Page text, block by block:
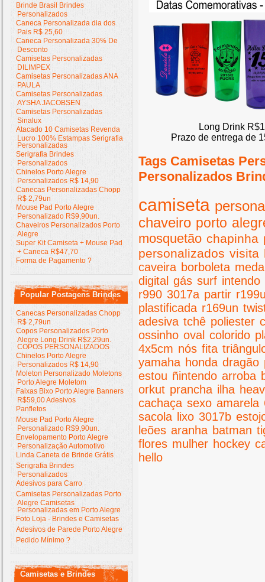
Brinde Brasil Brindes
Personalizados
Caneca Personalizada dia dos
Pais R$ 25,60
Caneca Personalizada 30% De
Desconto
Camisetas Personalizadas
DILIMPEX
Camisetas Personalizadas ANA
PAULA
Camisetas Personalizadas
AYSHA JACOBSEN
Camisetas Personalizadas
Sinalux
Atacado 10 Camisetas Revenda
Lucro 100% Estampas Serigrafia
Personalizadas
Serigrafia Brindes
Personalizados
Chinelos Porto Alegre
Personalizados R$ 14,90
Canecas Personalizadas Chopp
R$ 2,79un
Mouse Pad Porto Alegre
Personalizado R$9,90un.
Chaveiros Personalizados Porto
Alegre
Super Kit Camiseta + Mouse Pad
+ Caneca R$47,70
Forma de Pagamento ?
Popular Postagens Brindes
Canecas Personalizadas Chopp
R$ 2,79un
Copos Personalizados Porto
Alegre Long Drink R$2,29un.
COPOS PERSONALIZADOS
Chinelos Porto Alegre
Personalizados R$ 14,90
Moleton Personalizado Moletons
Porto Alegre Moletom
Faixas Bixo Porto Alegre Banners
R$59,00 Adesivos
Panfletos
Mouse Pad Porto Alegre
Personalizado R$9,90un.
Envelopamento Porto Alegre
Personalização Automotivo
Linda Caneta de Brinde Grátis
Serigrafia Brindes
Personalizados
Adesivos para Carro
Camisetas Personalizadas Porto
Alegre Camisetas
Personalizadas em Porto Alegre
Foto Loja - Brindes e Camisetas
Adesivos de Parede Porto Alegre
Pedido Mínimo ?
Camisetas e Brindes
Long Drink
Prazo de entrega de
Tags Camisetas
Personalizados
camiseta
chaveiro porto
mosquetão chapinha
personalizados visita
caveira borboleta
digital gás surf intendo
r990 3017a partir
plastificada r169un
adesiva tchê poliester
ossinho oval colorido
4x5cm nós fita
yamaha honda dragão
estou ñintendo arroba
orkut prancha ilha
cachaça sexo amarela
sacola lixo 3017b
leões aranha batman
flores mulher hockey
hello